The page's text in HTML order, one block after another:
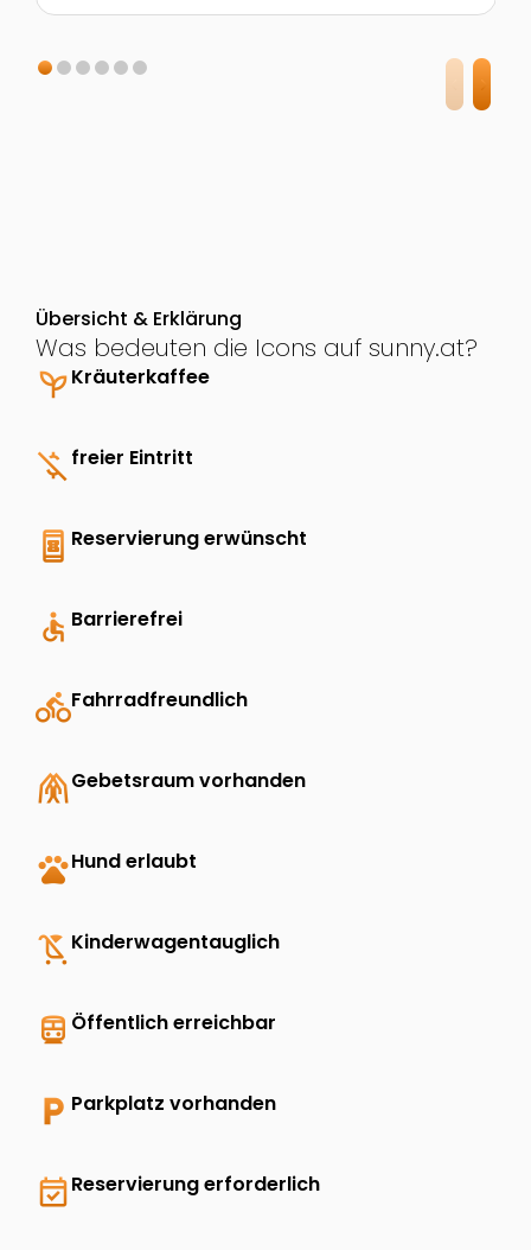
Übersicht & Erklärung
Was bedeuten die Icons auf sunny.at?
psychiatryKräuterkaffee
money_off freier Eintritt
book_online Reservierung erwünscht
accessible Barrierefrei
directions_bikeFahrradfreundlich
folded_handsGebetsraum vorhanden
petsHund erlaubt
child_friendlyKinderwagentauglich
directions_transit Öffentlich erreichbar
local_parking Parkplatz vorhanden
event_availableReservierung erforderlich